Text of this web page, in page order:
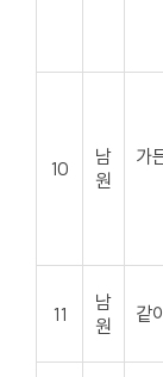
10
남
원
가
11
남
원
같